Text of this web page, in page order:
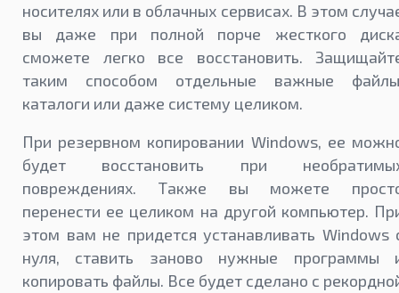
носителях или в облачных сервисах. В этом
вы даже при полной порче жесткого
сможете легко все восстановить.
таким способом отдельные важные
каталоги или даже систему целиком.
При резервном копировании Windows, ее
будет восстановить при
повреждениях. Также вы можете
перенести ее целиком на другой компьютер.
этом вам не придется устанавливать Windows
нуля, ставить заново нужные программы
копировать файлы. Все будет сделано с